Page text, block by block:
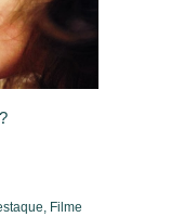
Filme